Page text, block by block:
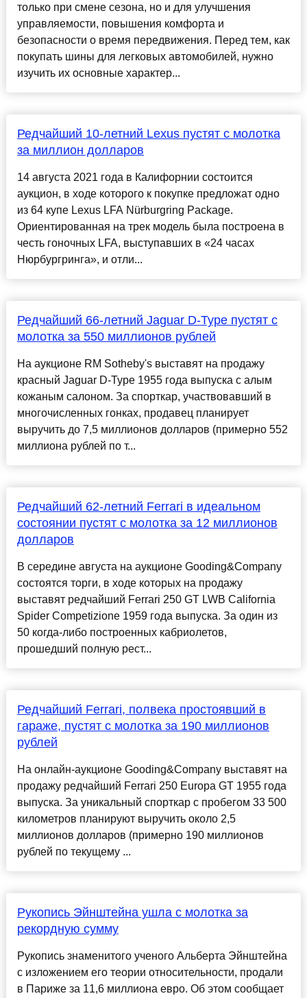
только при смене сезона, но и для улучшения
управляемости, повышения комфорта и
безопасности о время передвижения. Перед тем, как
покупать шины для легковых автомобилей, нужно
изучить их основные характер...
Редчайший 10-летний Lexus пустят с молотка
за миллион долларов
14 августа 2021 года в Калифорнии состоится
аукцион, в ходе которого к покупке предложат одно
из 64 купе Lexus LFA Nürburgring Package.
Ориентированная на трек модель была построена в
честь гоночных LFA, выступавших в «24 часах
Нюрбургринга», и отли...
Редчайший 66-летний Jaguar D-Type пустят с
молотка за 550 миллионов рублей
На аукционе RM Sotheby's выставят на продажу
красный Jaguar D-Type 1955 года выпуска с алым
кожаным салоном. За спорткар, участвовавший в
многочисленных гонках, продавец планирует
выручить до 7,5 миллионов долларов (примерно 552
миллиона рублей по т...
Редчайший 62-летний Ferrari в идеальном
состоянии пустят с молотка за 12 миллионов
долларов
В середине августа на аукционе Gooding&Company
состоятся торги, в ходе которых на продажу
выставят редчайший Ferrari 250 GT LWB California
Spider Competizione 1959 года выпуска. За один из
50 когда-либо построенных кабриолетов,
прошедший полную рест...
Редчайший Ferrari, полвека простоявший в
гараже, пустят с молотка за 190 миллионов
рублей
На онлайн-аукционе Gooding&Company выставят на
продажу редчайший Ferrari 250 Europa GT 1955 года
выпуска. За уникальный спорткар с пробегом 33 500
километров планируют выручить около 2,5
миллионов долларов (примерно 190 миллионов
рублей по текущему ...
Рукопись Эйнштейна ушла с молотка за
рекордную сумму
Рукопись знаменитого ученого Альберта Эйнштейна
с изложением его теории относительности, продали
в Париже за 11,6 миллиона евро. Об этом сообщает